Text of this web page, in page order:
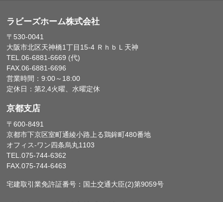
ラビーズホーム株式会社
〒530-0041
大阪市北区天神橋1丁目15-4 ＲｈｂＬ天神
TEL.06-6881-6669 (代)
FAX.06-6881-6696
営業時間：9:00～18:00
定休日：第2,4火曜、水曜定休
京都支店
〒600-8491
京都市下京区室町通綾小路上る鶏鉾町480番地
オフィス-ワン四条烏丸1103
TEL.075-744-6362
FAX.075-744-6463
宅建取引業免許証番号：国土交通大臣(2)第9059号